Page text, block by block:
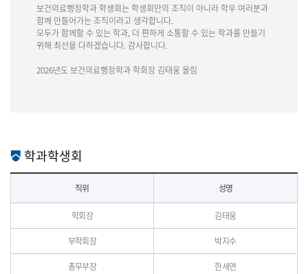
보건의료행정학과 학생회는 학생회만의 조직이 아니라 학우 여러분과
함께 만들어가는 조직이라고 생각합니다.
모두가 함께할 수 있는 학과, 더 편하게 소통할 수 있는 학과를 만들기
위해 최선을 다하겠습니다. 감사합니다.
2026년도 보건의료행정학과 학회장 김태웅 올림
학과학생회
직위 성명
학회장 김태웅
부학회장 박지수
총무부장 한세연